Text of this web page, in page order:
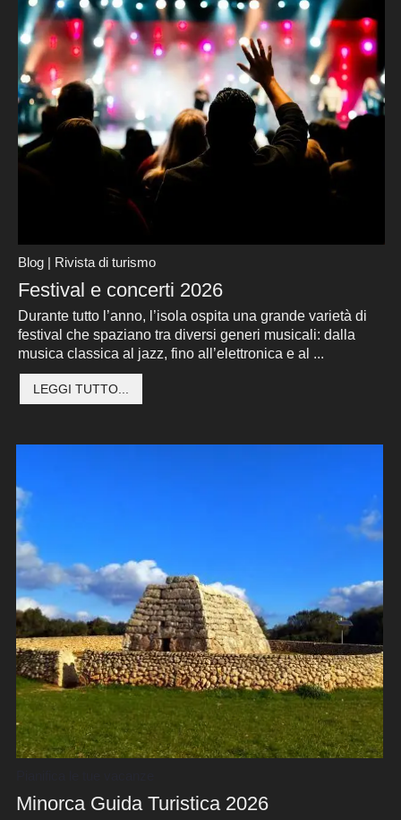
Blog | Rivista di turismo
Festival e concerti 2026
Durante tutto l’anno, l’isola ospita una grande varietà di
festival che spaziano tra diversi generi musicali: dalla
musica classica al jazz, fino all’elettronica e al ...
LEGGI TUTTO...
Minorca Guida Turistica 2026